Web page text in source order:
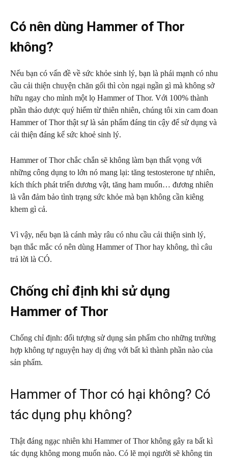
Có nên dùng Hammer of Thor
không?
Nếu bạn có vấn đề về sức khỏe sinh lý, bạn là phái mạnh có nhu
cầu cải thiện chuyện chăn gối thì còn ngại ngần gì mà không sở
hữu ngay cho mình một lọ Hammer of Thor. Với 100% thành
phần thảo dược quý hiếm từ thiên nhiên, chúng tôi xin cam đoan
Hammer of Thor thật sự là sản phẩm đáng tin cậy để sử dụng và
cải thiện đáng kể sức khoẻ sinh lý.
Hammer of Thor chắc chắn sẽ không làm bạn thất vọng với
những công dụng to lớn nó mang lại: tăng testosterone tự nhiên,
kích thích phát triển dương vật, tăng ham muốn… đương nhiên
là vẫn đảm bảo tình trạng sức khỏe mà bạn không cần kiêng
khem gì cả.
Vì vậy, nếu bạn là cánh mày râu có nhu cầu cải thiện sinh lý,
bạn thắc mắc có nên dùng Hammer of Thor hay không, thì câu
trả lời là CÓ.
Chống chỉ định khi sử dụng
Hammer of Thor
Chống chỉ định: đối tượng sử dụng sản phẩm cho những trường
hợp không tự nguyện hay dị ứng với bất kì thành phần nào của
sản phẩm.
Hammer of Thor có hại không? Có
tác dụng phụ không?
Thật đáng ngạc nhiên khi Hammer of Thor không gây ra bất kì
tác dụng không mong muốn nào. Có lẽ mọi người sẽ không tin